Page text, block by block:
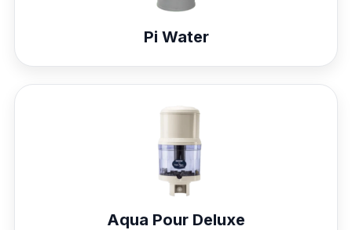
Pi Water
Aqua Pour Deluxe